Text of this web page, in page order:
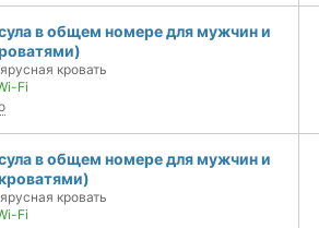
в общем номере для мужчин и
кровать
Fi
в общем номере для мужчин и
кровать
Fi